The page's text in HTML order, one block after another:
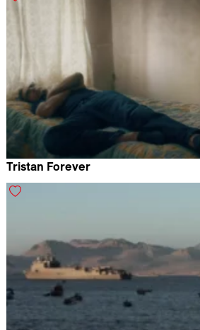
Tristan Forever